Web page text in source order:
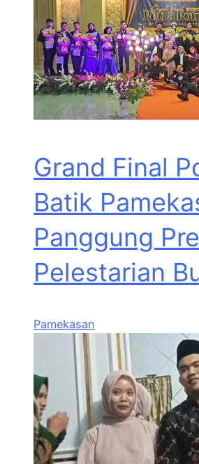
Grand Final
Batik
Panggung
Pelestarian
Pamekasan